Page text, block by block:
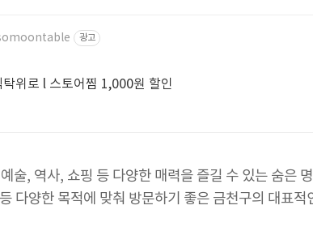
광고
위로 l 스토어찜 1,000원 할인
술, 역사, 쇼핑 등 다양한 매력을 즐길 수 있는 숨은
다양한 목적에 맞춰 방문하기 좋은 금천구의 대표